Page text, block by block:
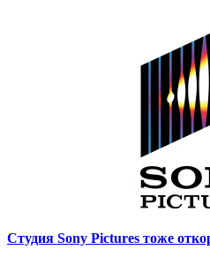
Студия Sony Pictures тоже